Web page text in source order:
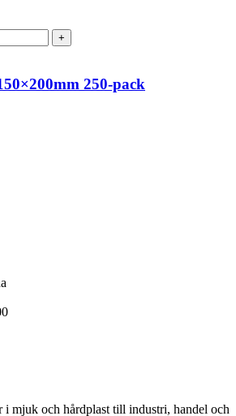
250-pack
i mjuk och hårdplast till industri, handel och